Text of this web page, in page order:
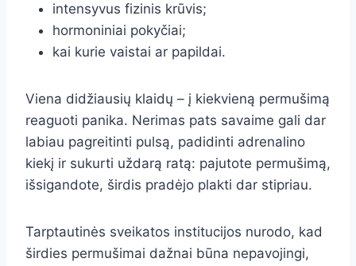
intensyvus fizinis krūvis;
hormoniniai pokyčiai;
kai kurie vaistai ar papildai.
Viena didžiausių klaidų – į kiekvieną permušimą
reaguoti panika. Nerimas pats savaime gali dar
labiau pagreitinti pulsą, padidinti adrenalino
kiekį ir sukurti uždarą ratą: pajutote permušimą,
išsigandote, širdis pradėjo plakti dar stipriau.
Tarptautinės sveikatos institucijos nurodo, kad
širdies permušimai dažnai būna nepavojingi,